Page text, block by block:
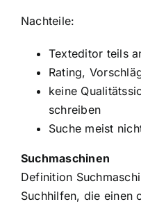
Nachteile:
Texteditor teils
Rating,
keine
schreiben
Suche meist
Suchmaschinen
Definition
Suchhilfen, die einen